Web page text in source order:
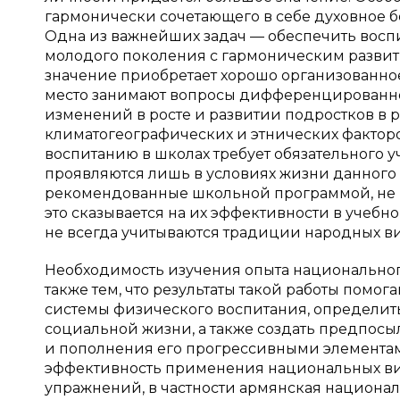
гармонически сочетающего в себе духовное
Одна из важнейших задач — обеспечить
молодого поколения с гармоническим
значение приобретает хорошо
место занимают вопросы
изменений в росте и развитии подростков в
климатогеографических и этнических
воспитанию в школах требует обязательного
проявляются лишь в условиях жизни
рекомендованные школьной программой, не
это сказывается на их эффективности в
не всегда учитываются традиции народных
Необходимость изучения опыта
также тем, что результаты такой работы
системы физического воспитания,
социальной жизни, а также создать
и пополнения его прогрессивными
эффективность применения национальных
упражнений, в частности армянская